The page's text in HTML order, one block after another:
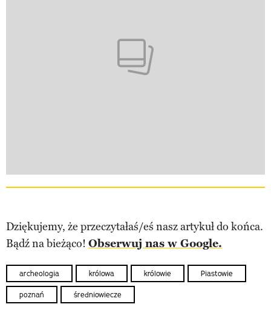
Dziękujemy, że przeczytałaś/eś nasz artykuł do końca.
Bądź na bieżąco! Obserwuj nas w Google.
archeologia królowa królowie Piastowie
poznań średniowiecze